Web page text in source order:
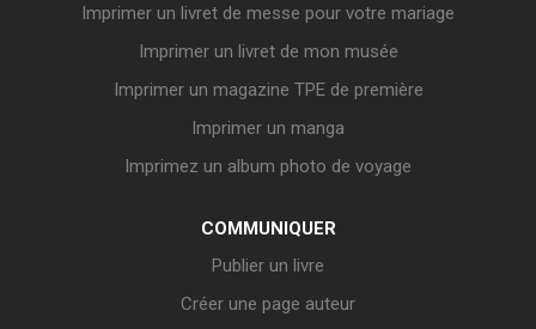
Imprimer un livret de messe pour votre mariage
Imprimer un livret de mon musée
Imprimer un magazine TPE de première
Imprimer un manga
Imprimez un album photo de voyage
COMMUNIQUER
Publier un livre
Créer une page auteur